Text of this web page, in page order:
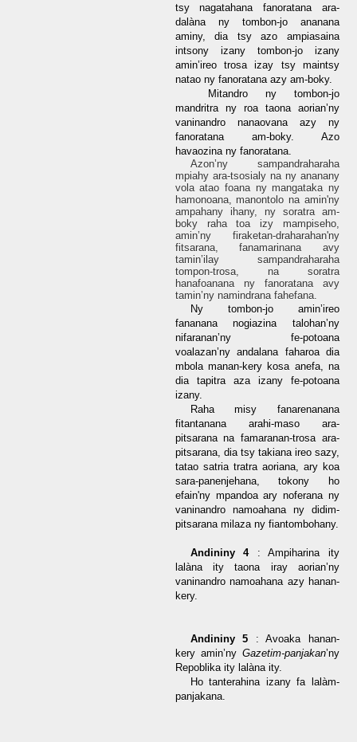
tsy nagatahana fanoratana ara-
dalàna ny tombon-jo ananana
aminy, dia tsy azo ampiasaina
intsony izany tombon-jo izany
amin’ireo trosa izay tsy maintsy
natao ny fanoratana azy am-boky.
Mitandro ny tombon-jo
mandritra ny roa taona aorian’ny
vaninandro nanaovana azy ny
fanoratana am-boky. Azo
havaozina ny fanoratana.
Azon’ny sampandraharaha
mpiahy ara-tsosialy na ny ananany
vola atao foana ny mangataka ny
hamonoana, manontolo na amin'ny
ampahany ihany, ny soratra am-
boky
raha toa izy mampiseho,
amin’ny firaketan-draharahan'ny
fitsarana,
fanamarinana avy
tamin’ilay sampandraharaha
tompon-trosa, na soratra
hanafoanana ny fanoratana avy
tamin’ny namindrana fahefana.
Ny tombon-jo amin’ireo
fananana nogiazina talohan’ny
nifaranan’ny fe-potoana
voalazan’ny andalana faharoa dia
mbola manan-kery kosa anefa, na
dia tapitra aza izany fe-potoana
izany.
Raha misy fanarenanana
fitantanana arahi-maso ara-
pitsarana na famaranan-trosa ara-
pitsarana, dia tsy takiana ireo sazy,
tatao satria tratra aoriana, ary koa
sara-panenjehana, tokony ho
efain'ny mpandoa ary noferana ny
vaninandro namoahana ny didim-
pitsarana milaza ny fiantombohany.
Andininy 4: Ampiharina ity
lalàna ity taona iray aorian’ny
vaninandro namoahana azy hanan-
kery.
Andininy 5
: Avoaka hanan-
kery amin’nyGazetim-panjakan’ny
Repoblika ity lalàna ity.
Ho tanterahina izany fa lalàm-
panjakana.